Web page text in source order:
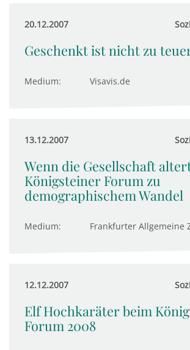
20.12.2007
Geschenkt ist nicht zu
Medium: Visavis.de
13.12.2007
Wenn die Gesellschaft
Königsteiner Forum zu
demographischem Wandel
Medium: Frankfurter Allgemeine
12.12.2007
Elf Hochkaräter beim
Forum 2008